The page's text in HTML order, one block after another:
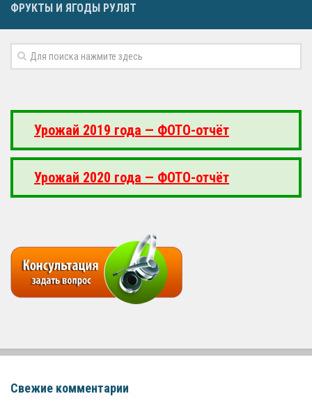
ФРУКТЫ И ЯГОДЫ РУЛЯТ
Урожай 2019 года — ФОТО-отчёт
Урожай 2020 года — ФОТО-отчёт
Свежие комментарии